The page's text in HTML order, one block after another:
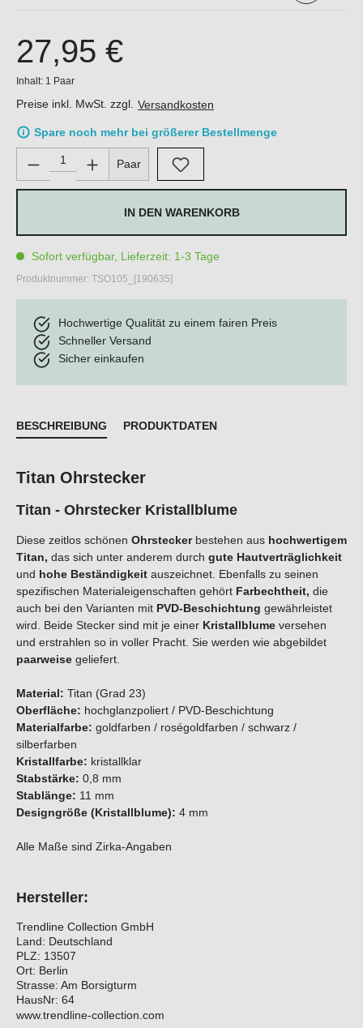
27,95 €
Inhalt: 1 Paar
Preise inkl. MwSt. zzgl. Versandkosten
Spare noch mehr bei größerer Bestellmenge
Produkt Anzahl: Gib den gewünschten Wert ein oder
Paar
IN DEN WARENKORB
Sofort verfügbar, Lieferzeit: 1-3 Tage
Produktnummer: TSO105_[190635]
Hochwertige Qualität zu einem fairen Preis
Schneller Versand
Sicher einkaufen
BESCHREIBUNG PRODUKTDATEN
Titan Ohrstecker
Titan - Ohrstecker Kristallblume
Diese zeitlos schönen Ohrsteckerbestehen aus hochwertigem
Titan, das sich unter anderem durch gute Hautverträglichkeit
und hohe Beständigkeit auszeichnet. Ebenfalls zu seinen
spezifischen Materialeigenschaften gehört Farbechtheit, die
auch bei den Varianten mit PVD-Beschichtung gewährleistet
wird. Beide Stecker sind mit je einer Kristallblume versehen
und erstrahlen so in voller Pracht. Sie werden wie abgebildet
paarweise geliefert.
Material: Titan (Grad 23)
Oberfläche: hochglanzpoliert / PVD-Beschichtung
Materialfarbe: goldfarben / roségoldfarben / schwarz /
silberfarben
Kristallfarbe: kristallklar
Stabstärke: 0,8 mm
Stablänge: 11 mm
Designgröße (Kristallblume): 4 mm
Alle Maße sind Zirka-Angaben
Hersteller:
Trendline Collection GmbH
Land: Deutschland
PLZ: 13507
Ort: Berlin
Strasse: Am Borsigturm
HausNr: 64
www.trendline-collection.com